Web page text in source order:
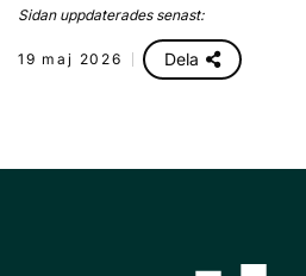
Sidan uppdaterades senast:
19 maj 2026 Dela